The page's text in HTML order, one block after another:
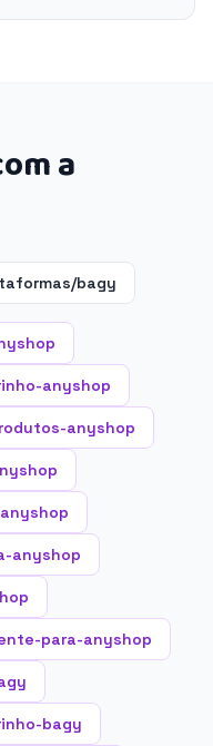
a
bagy
anyshop
anyshop
anyshop
para-anyshop
bagy